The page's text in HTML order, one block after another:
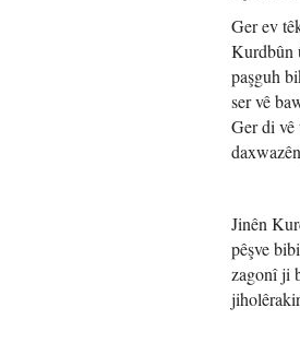
Ger ev
Kurdbûn
paşguh
ser vê
Ger di vê
Jinên
pêşve
zagonî ji